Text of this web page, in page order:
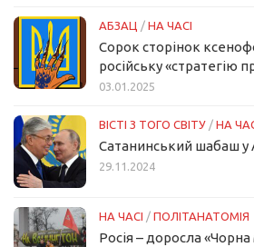
АБЗАЦ / НА ЧАСІ
Сорок сторінок
російську «стратегію
03.01.2025
ВІСТІ З ТОГО СВІТУ / НА
Сатанинський шабаш у
29.11.2024
НА ЧАСІ / ПОЛІТАНАТОМІЯ
Росія – доросла